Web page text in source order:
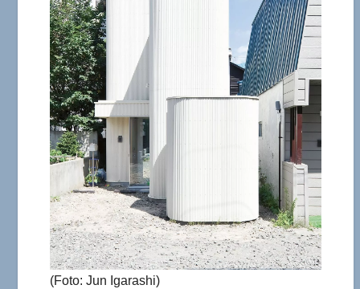
(Foto: Jun Igarashi)